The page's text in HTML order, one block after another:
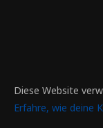
Diese Website
Erfahre, wie deine